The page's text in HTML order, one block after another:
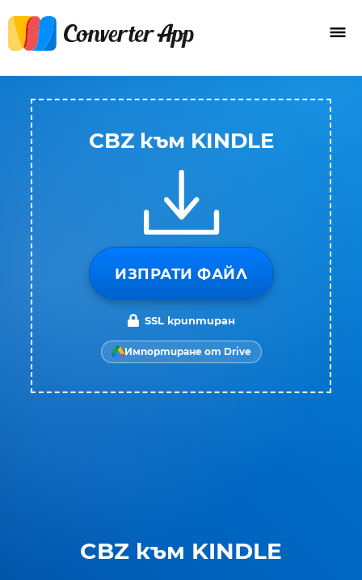
CBZ към KINDLE
CBZ към KINDLE
ИЗПРАТИ ФАЙЛ
SSL криптиран
Импортиране от Drive